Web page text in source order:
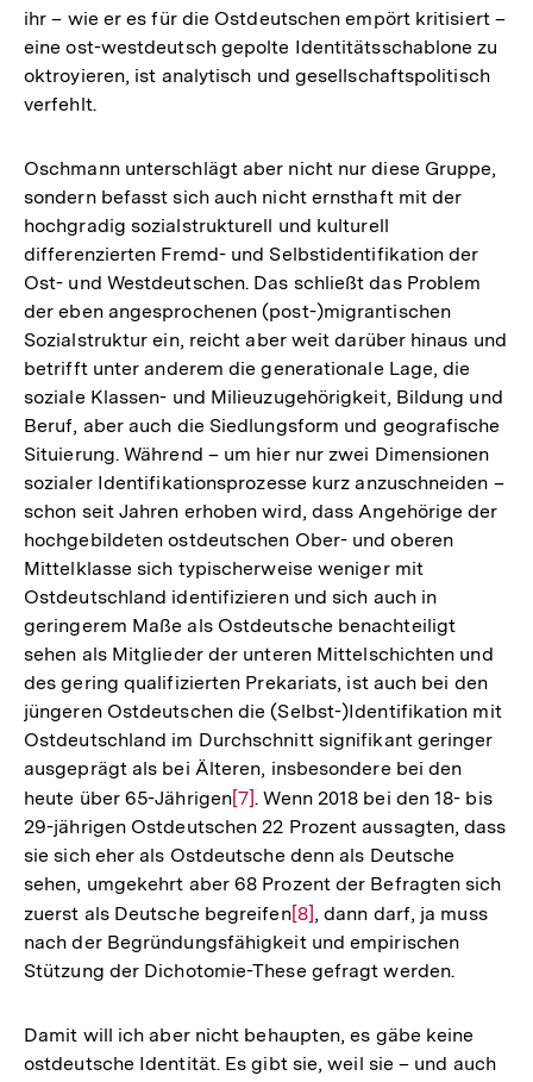
ihr – wie er es für die Ostdeutschen empört kritisiert –
eine ost-westdeutsch gepolte Identitätsschablone zu
oktroyieren, ist analytisch und gesellschaftspolitisch
verfehlt.
Oschmann unterschlägt aber nicht nur diese Gruppe,
sondern befasst sich auch nicht ernsthaft mit der
hochgradig sozialstrukturell und kulturell
differenzierten Fremd- und Selbstidentifikation der
Ost- und Westdeutschen. Das schließt das Problem
der eben angesprochenen (post-)migrantischen
Sozialstruktur ein, reicht aber weit darüber hinaus und
betrifft unter anderem die generationale Lage, die
soziale Klassen- und Milieuzugehörigkeit, Bildung und
Beruf, aber auch die Siedlungsform und geografische
Situierung. Während – um hier nur zwei Dimensionen
sozialer Identifikationsprozesse kurz anzuschneiden –
schon seit Jahren erhoben wird, dass Angehörige der
hochgebildeten ostdeutschen Ober- und oberen
Mittelklasse sich typischerweise weniger mit
Ostdeutschland identifizieren und sich auch in
geringerem Maße als Ostdeutsche benachteiligt
sehen als Mitglieder der unteren Mittelschichten und
des gering qualifizierten Prekariats, ist auch bei den
jüngeren Ostdeutschen die (Selbst-)Identifikation mit
Ostdeutschland im Durchschnitt signifikant geringer
ausgeprägt als bei Älteren, insbesondere bei den
heute über 65-JährigenZur
Auflösung
der
Fußnote
[7]. Wenn 2018 bei den 18- bis
29-jährigen Ostdeutschen 22 Prozent aussagten, dass
sie sich eher als Ostdeutsche denn als Deutsche
sehen, umgekehrt aber 68 Prozent der Befragten sich
zuerst als Deutsche begreifenZur
Auflösung
der
[8], dann darf, ja muss
nach der Begründungsfähigkeit und empirischen
Stützung der Dichotomie-These gefragt werden.
Damit will ich aber nicht behaupten, es gäbe keine
ostdeutsche Identität. Es gibt sie, weil sie – und auch